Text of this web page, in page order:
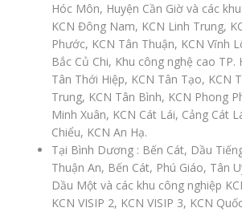
Hóc Môn, Huyện Cần Giờ và các
KCN Đông Nam, KCN Linh Trung,
Phước, KCN Tân Thuận, KCN Vĩnh
Bắc Củ Chi, Khu công nghệ cao TP.
Tân Thới Hiệp, KCN Tân Tạo, KCN
Trung, KCN Tân Bình, KCN Phong
Minh Xuân, KCN Cát Lái, Cảng Cát
Chiểu, KCN An Hạ.
Tại Bình Dương : Bến Cát, Dầu
Thuận An, Bến Cát, Phú Giáo, Tân
Dầu Một và các khu công nghiệp
KCN VISIP 2, KCN VISIP 3, KCN